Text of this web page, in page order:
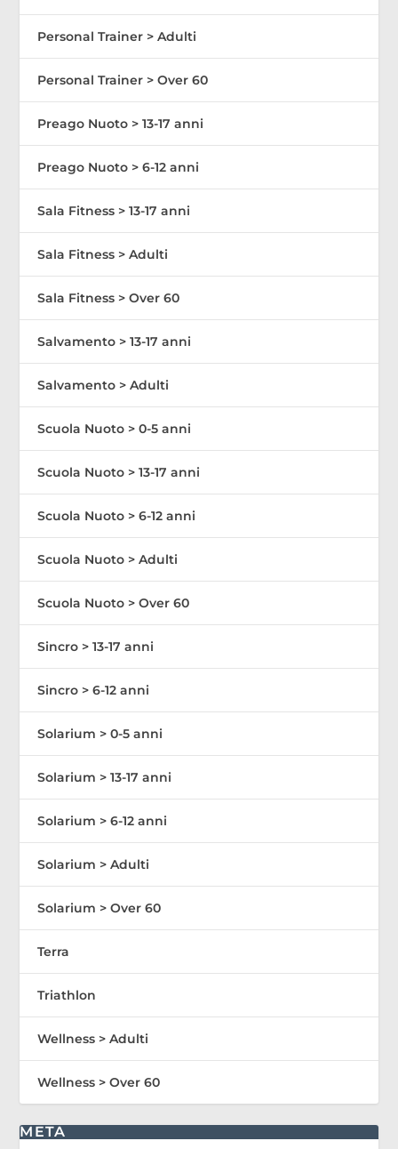
Personal Trainer > Adulti
Personal Trainer > Over 60
Preago Nuoto > 13-17 anni
Preago Nuoto > 6-12 anni
Sala Fitness > 13-17 anni
Sala Fitness > Adulti
Sala Fitness > Over 60
Salvamento > 13-17 anni
Salvamento > Adulti
Scuola Nuoto > 0-5 anni
Scuola Nuoto > 13-17 anni
Scuola Nuoto > 6-12 anni
Scuola Nuoto > Adulti
Scuola Nuoto > Over 60
Sincro > 13-17 anni
Sincro > 6-12 anni
Solarium > 0-5 anni
Solarium > 13-17 anni
Solarium > 6-12 anni
Solarium > Adulti
Solarium > Over 60
Terra
Triathlon
Wellness > Adulti
Wellness > Over 60
META